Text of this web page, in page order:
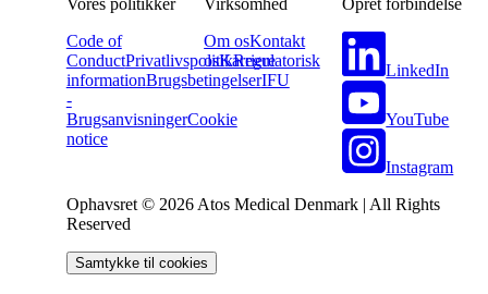
Code of
ConductPrivatlivspolitikRegulatorisk
informationBrugsbetingelserIFU
-
BrugsanvisningerCookie
notice
Om osKontakt
osKarriere
LinkedIn
YouTube
Instagram
Ophavsret © 2026 Atos Medical Denmark | All Rights
Reserved
Samtykke til cookies